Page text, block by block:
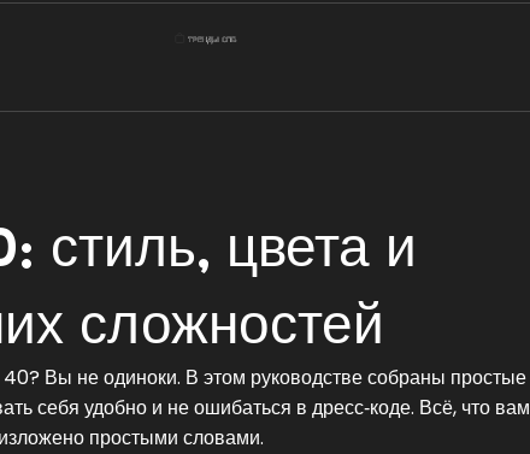
стиль, цвета и
сложностей
Вы не одиноки. В этом руководстве собраны простые
себя удобно и не ошибаться в дресс‑коде. Всё, что вам
простыми словами.